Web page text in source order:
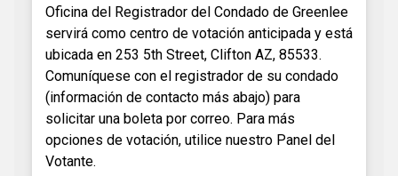
Oficina del Registrador del Condado de Greenlee
servirá como centro de votación anticipada y está
ubicada en 253 5th Street, Clifton AZ, 85533.
Comuníquese con el registrador de su condado
(información de contacto más abajo) para
solicitar una boleta por correo. Para más
opciones de votación, utilice nuestro Panel del
Votante.